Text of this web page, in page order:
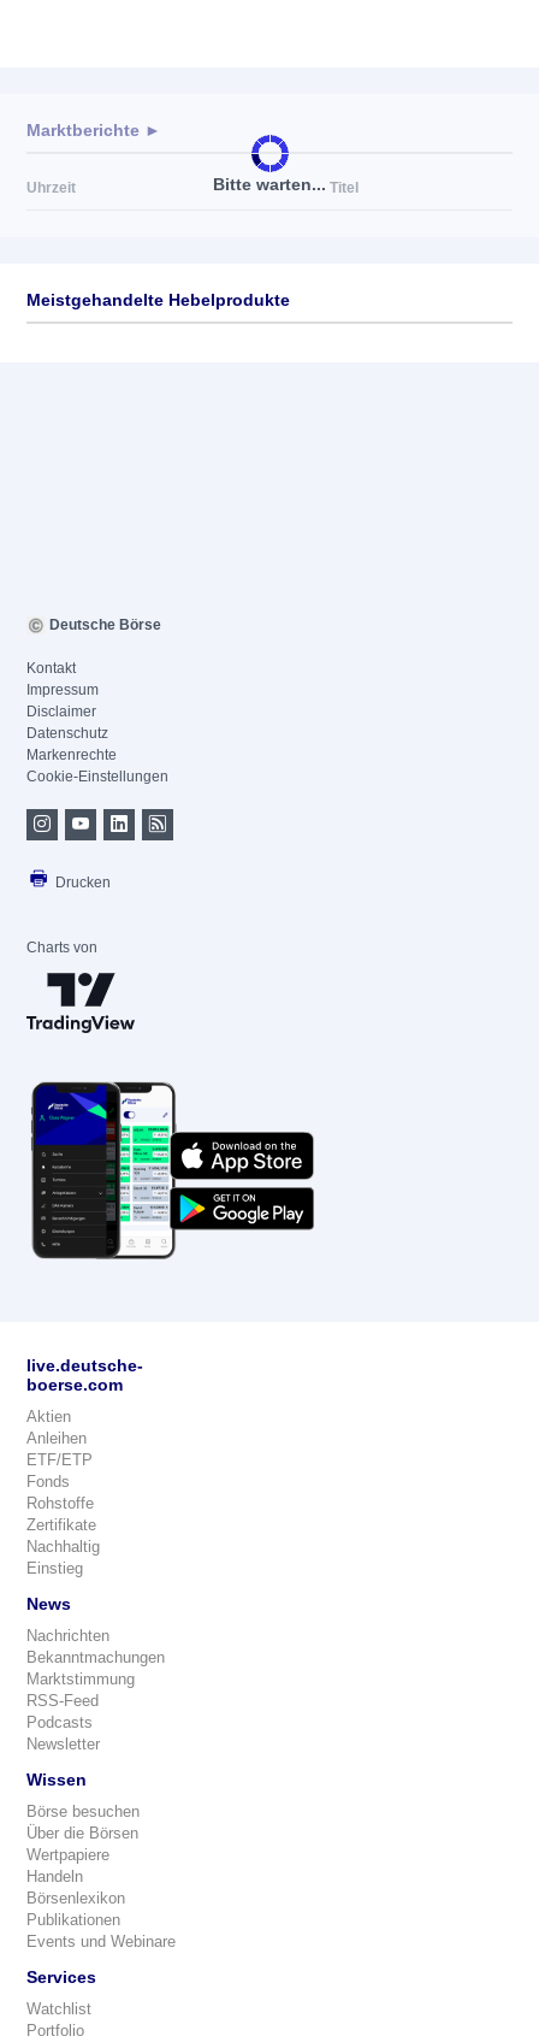
Bitte warten...
Marktberichte ►
Uhrzeit Titel
Meistgehandelte Hebelprodukte
Deutsche Börse
Kontakt
Impressum
Disclaimer
Datenschutz
Markenrechte
Cookie-Einstellungen
Drucken
Charts von
live.deutsche-
boerse.com
Aktien
Anleihen
ETF/ETP
Fonds
Rohstoffe
Zertifikate
Nachhaltig
Einstieg
News
Nachrichten
Bekanntmachungen
Marktstimmung
RSS-Feed
Podcasts
Newsletter
Wissen
Börse besuchen
Über die Börsen
Wertpapiere
Handeln
Börsenlexikon
Publikationen
Events und Webinare
Services
Watchlist
Portfolio